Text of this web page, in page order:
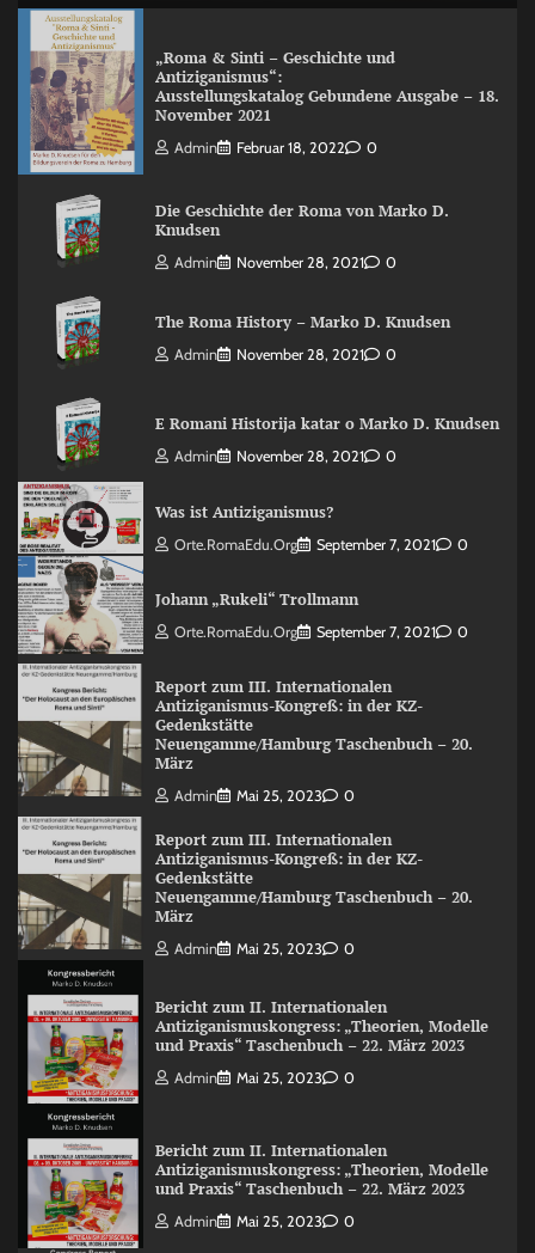
„Roma & Sinti – Geschichte und
Antiziganismus“:
Ausstellungskatalog Gebundene Ausgabe – 18.
November 2021
Admin Februar 18, 2022 0
Die Geschichte der Roma von Marko D.
Knudsen
Admin November 28, 2021 0
The Roma History – Marko D. Knudsen
Admin November 28, 2021 0
E Romani Historija katar o Marko D. Knudsen
Admin November 28, 2021 0
Was ist Antiziganismus?
Orte.RomaEdu.org September 7, 2021 0
Johann „Rukeli“ Trollmann
Orte.RomaEdu.org September 7, 2021 0
Report zum III. Internationalen
Antiziganismus-Kongreß: in der KZ-
Gedenkstätte
Neuengamme/Hamburg Taschenbuch – 20.
März
Admin Mai 25, 2023 0
Report zum III. Internationalen
Antiziganismus-Kongreß: in der KZ-
Gedenkstätte
Neuengamme/Hamburg Taschenbuch – 20.
März
Admin Mai 25, 2023 0
Bericht zum II. Internationalen
Antiziganismuskongress: „Theorien, Modelle
und Praxis“ Taschenbuch – 22. März 2023
Admin Mai 25, 2023 0
Bericht zum II. Internationalen
Antiziganismuskongress: „Theorien, Modelle
und Praxis“ Taschenbuch – 22. März 2023
Admin Mai 25, 2023 0